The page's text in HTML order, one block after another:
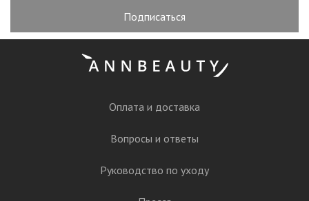
Подписаться
Оплата и доставка
Вопросы и ответы
Руководство по уходу